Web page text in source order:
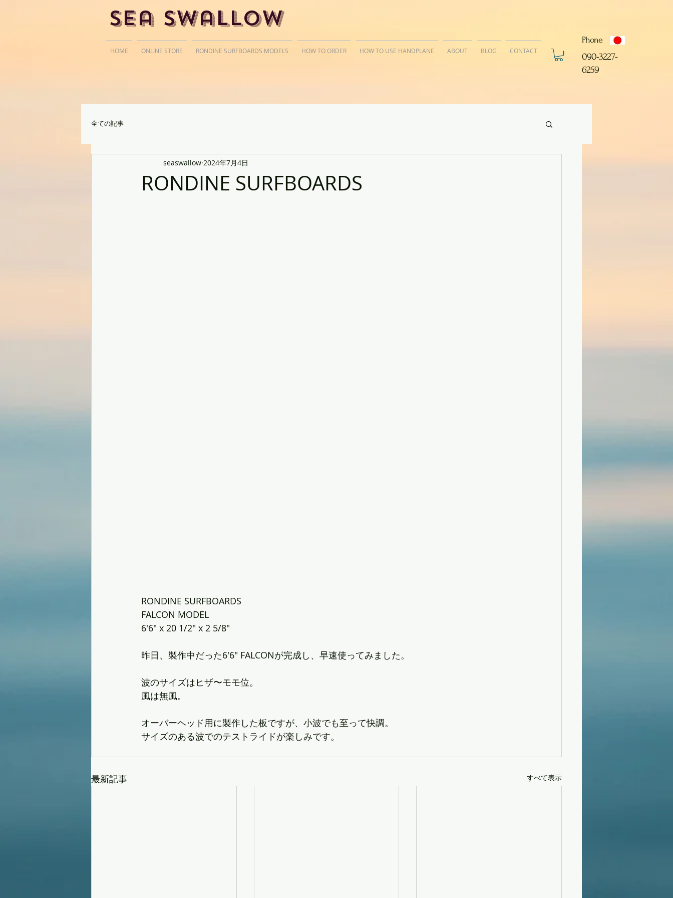
Sea Swallow
​090-3227-
6259
Phone
全ての記事
RONDINE SURFBOARDS
seaswallow 2024年7月4日
RONDINE SURFBOARDS
FALCON MODEL
6'6" x 20 1/2" x 2 5/8"
昨日、製作中だった6'6" FALCONが完成し、早速使ってみました。
波のサイズはヒザ〜モモ位。
風は無風。
オーバーヘッド用に製作した板ですが、小波でも至って快調。
サイズのある波でのテストライドが楽しみです。
最新記事 すべて表示
HOME ONLINE STORE RONDINE SURFBOARDS MODELS HOW TO ORDER HOW TO USE HANDPLANE ABOUT BLOG CONTACT